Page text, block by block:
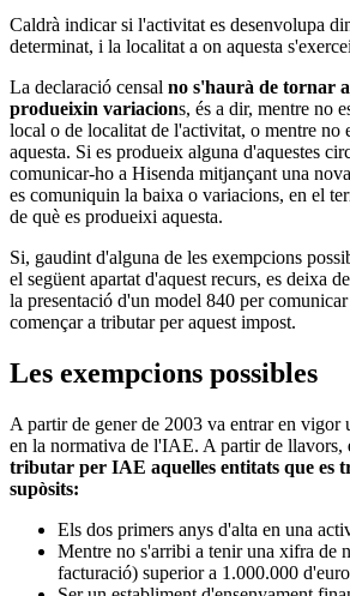
Caldrà indicar si l'activitat es desenvolupa
determinat, i la localitat a on aquesta
La declaració censal no s'haurà de tornar
produeixin variacions, és a dir, mentre no
local o de localitat de l'activitat, o mentre no
aquesta. Si es produeix alguna d'aquestes
comunicar-ho a Hisenda mitjançant una
es comuniquin la baixa o variacions, en el
de què es produeixi aquesta.
Si, gaudint d'alguna de les exempcions
el següent apartat d'aquest recurs, es deixa
la presentació d'un model 840 per
començar a tributar per aquest impost.
Les exempcions possibles
A partir de gener de 2003 va entrar en vigor
en la normativa de l'IAE. A partir de llavors,
tributar per IAE aquelles entitats que es
supòsits:
Els dos primers anys d'alta en una
Mentre no s'arribi a tenir una xifra de
facturació) superior a 1.000.000